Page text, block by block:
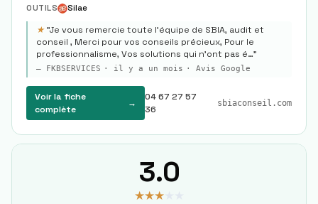
OUTILS
Silae
★ "Je vous remercie toute l’équipe de SBIA, audit et
conseil , Merci pour vos conseils précieux, Pour le
professionnalisme, Vos solutions qui n’ont pas é…"
— FKBSERVICES · il y a un mois · Avis Google
Voir la fiche
complète
→
04 67 27 57
36
sbiaconseil.com
3.0
★★★